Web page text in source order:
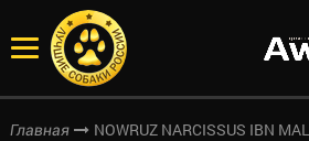
Главная NOWRUZ NARCISSUS IBN